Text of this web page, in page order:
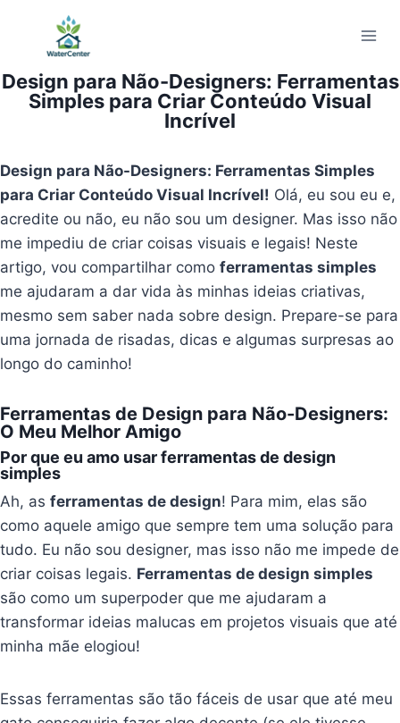
Conteúdo
Design para Não-Designers: Ferramentas
Simples para Criar Conteúdo Visual
Incrível
Design para Não-Designers: Ferramentas Simples
para Criar Conteúdo Visual Incrível! Olá, eu sou eu e,
acredite ou não, eu não sou um designer. Mas isso não
me impediu de criar coisas visuais e legais! Neste
artigo, vou compartilhar comoferramentas simples
me ajudaram a dar vida às minhas ideias criativas,
mesmo sem saber nada sobre design. Prepare-se para
uma jornada de risadas, dicas e algumas surpresas ao
longo do caminho!
Ferramentas de Design para Não-Designers:
O Meu Melhor Amigo
Por que eu amo usar ferramentas de design
simples
Ah, asferramentas de design! Para mim, elas são
como aquele amigo que sempre tem uma solução para
tudo. Eu não sou designer, mas isso não me impede de
criar coisas legais. Ferramentas de design simples
são como um superpoder que me ajudaram a
transformar ideias malucas em projetos visuais que até
minha mãe elogiou!
Essas ferramentas são tão fáceis de usar que até meu